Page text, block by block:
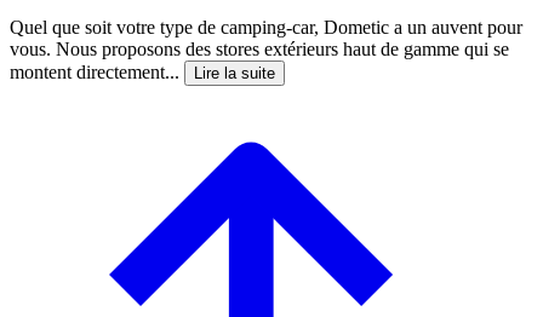
Quel que soit votre type de camping-car, Dometic a un auvent pour
vous. Nous proposons des stores extérieurs haut de gamme qui se
montent directement...
Lire la suite